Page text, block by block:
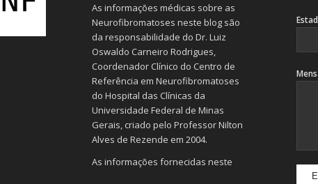
As informações médicas sobre as
Neurofibromatoses neste blog são
da responsabilidade do Dr. Luiz
Oswaldo Carneiro Rodrigues,
Coordenador Clínico do Centro de
Referência em Neurofibromatoses
do Hospital das Clínicas da
Universidade Federal de Minas
Gerais, criado pelo Professor Nilton
Alves de Rezende em 2004.
As informações fornecidas neste